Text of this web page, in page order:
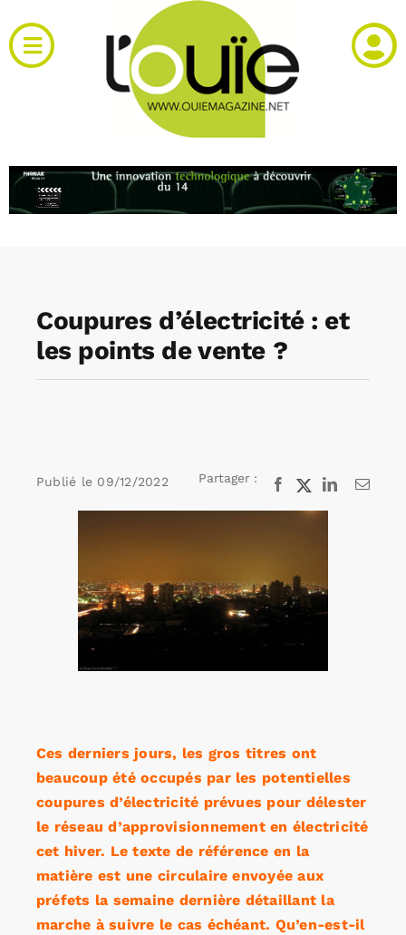
au
contenu
Toggle
Navigation
RH et emploi
Agenda
Coupures d’électricité : et
les points de vente ?
Publié le 09/12/2022 Partager : Facebook
X LinkedInEmail
Ces derniers jours, les gros titres ont
beaucoup été occupés par les potentielles
coupures d’électricité prévues pour délester
le réseau d’approvisionnement en électricité
cet hiver. Le texte de référence en la
matière est une circulaire envoyée aux
préfets la semaine dernière détaillant la
marche à suivre le cas échéant. Qu’en-est-il